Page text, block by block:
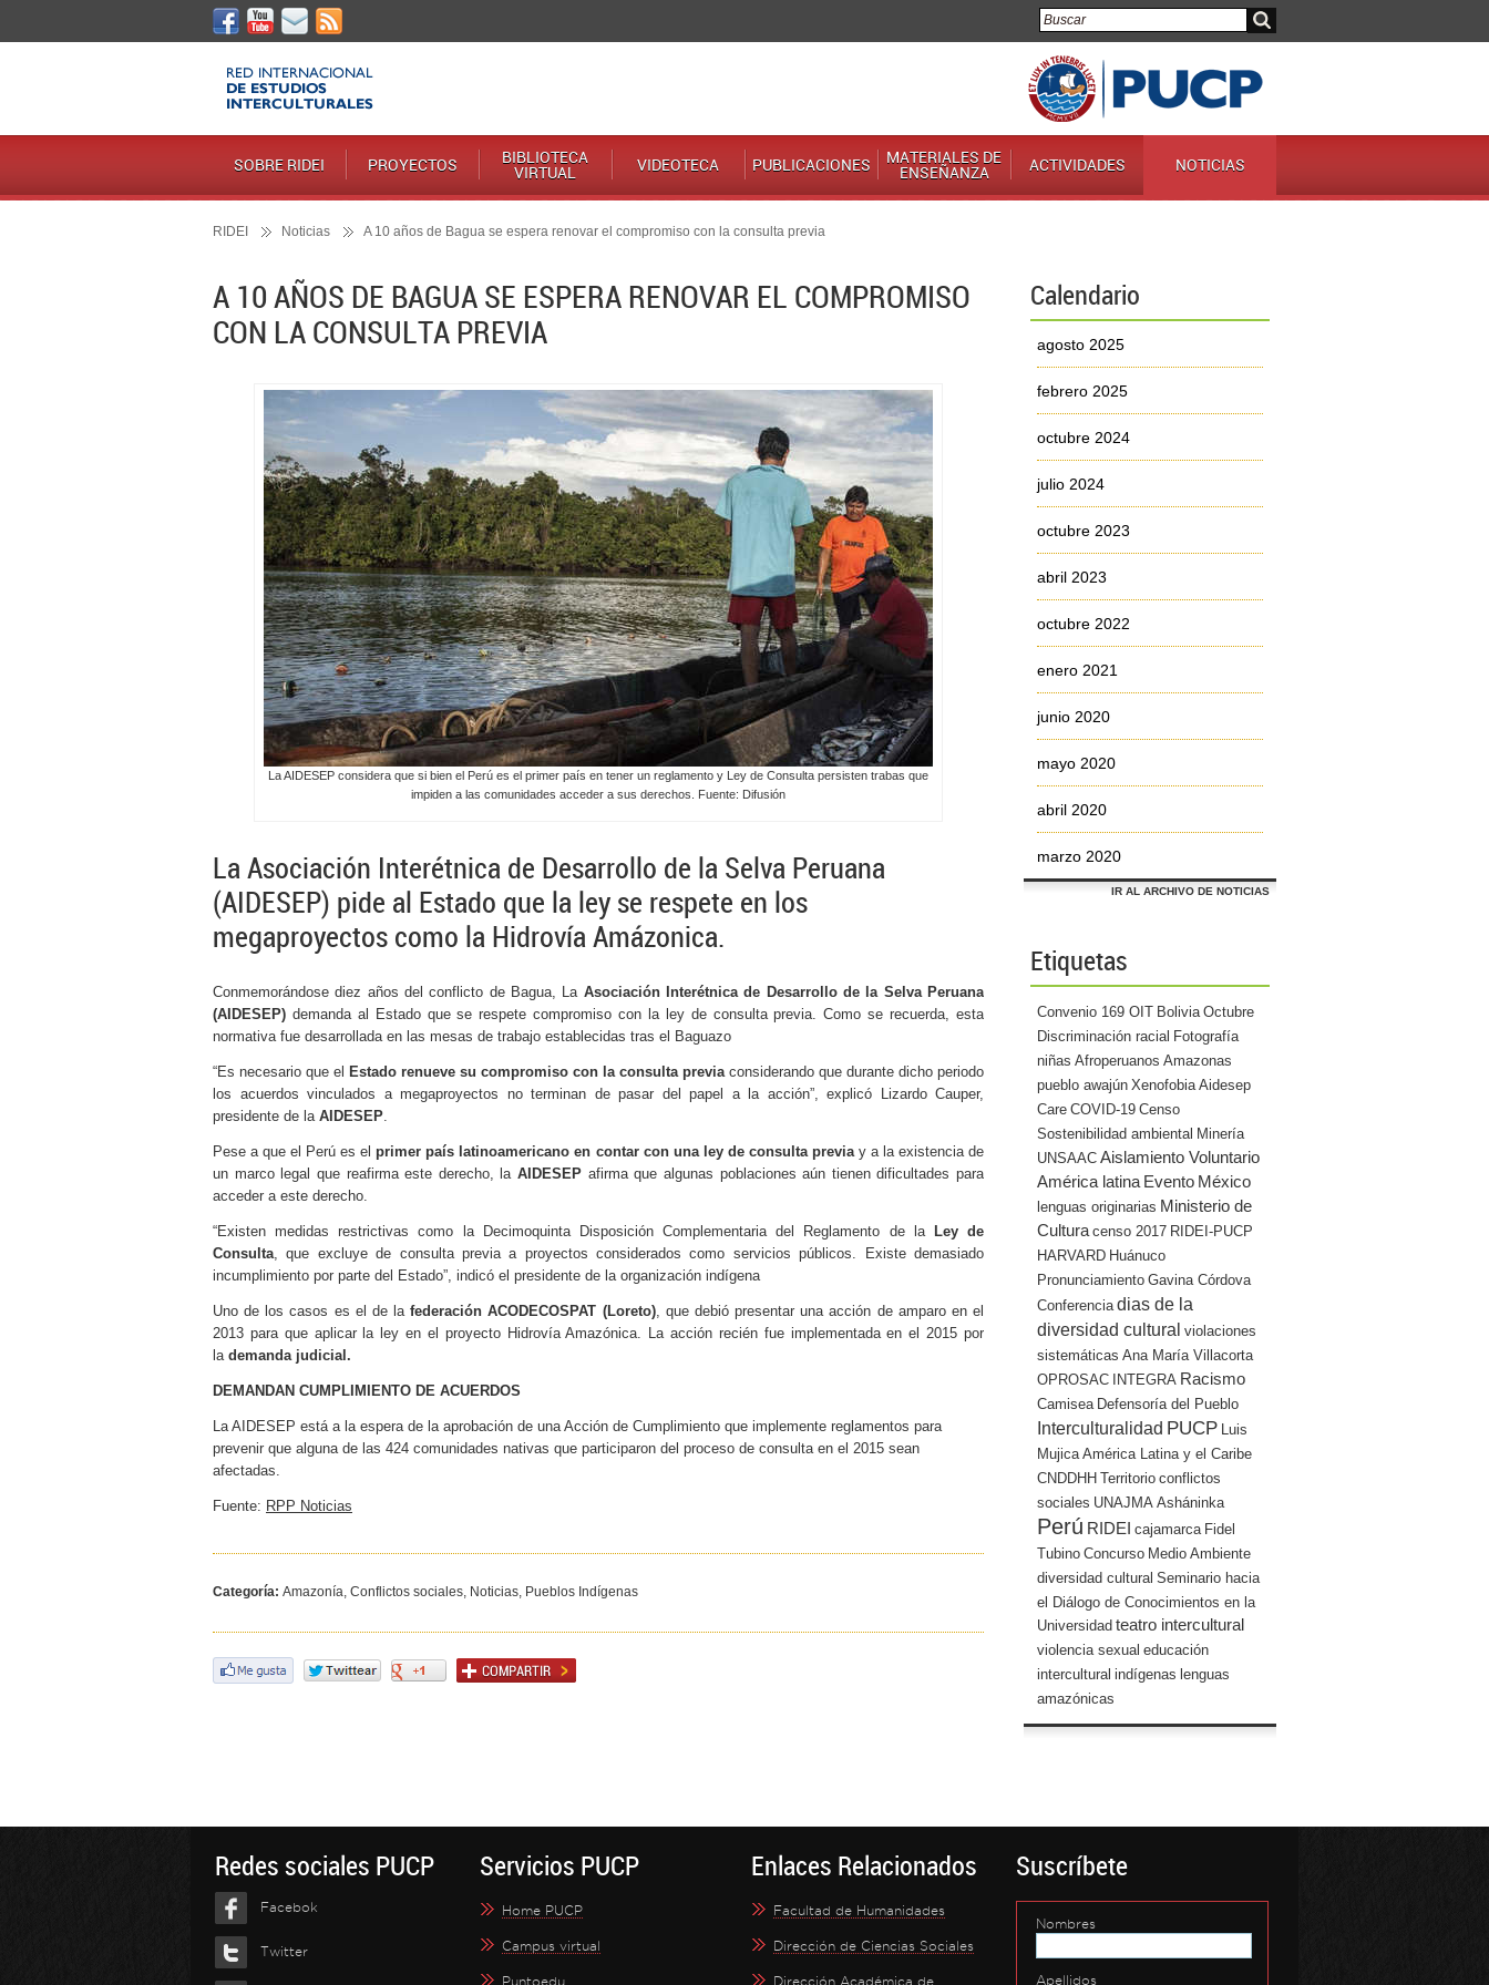
SOBRE RIDEI PROYECTOS BIBLIOTECA
VIRTUAL VIDEOTECA PUBLICACIONES MATERIALES DE
ENSEÑANZA ACTIVIDADES NOTICIAS
RIDEI Noticias A 10 años de Bagua se espera renovar el compromiso con la consulta previa
A 10 AÑOS DE BAGUA SE ESPERA RENOVAR EL COMPROMISO
CON LA CONSULTA PREVIA
La AIDESEP considera que si bien el Perú es el primer país en tener un reglamento y Ley de Consulta persisten trabas que
impiden a las comunidades acceder a sus derechos. Fuente: Difusión
La Asociación Interétnica de Desarrollo de la Selva Peruana
(AIDESEP) pide al Estado que la ley se respete en los
megaproyectos como la Hidrovía Amázonica.
Conmemorándose diez años del conflicto de Bagua, La AsociaciónInterétnica de Desarrollo de la Selva Peruana
(AIDESEP) demanda al Estado que se respete compromiso con la ley de consulta previa. Como se recuerda, esta
normativa fue desarrollada en las mesas de trabajo establecidas tras el Baguazo
“Es necesario que el Estado renueve su compromiso con la consulta previa considerando que durante dicho periodo
los acuerdos vinculados a megaproyectos no terminan de pasar del papel a la acción”, explicó Lizardo Cauper,
presidente de la AIDESEP.
Pese a que el Perú es elprimer país latinoamericano en contar con una ley de consulta previay a la existencia de
un marco legal que reafirma este derecho, la AIDESEP afirma que algunas poblaciones aún tienen dificultades para
acceder a este derecho.
“Existen medidas restrictivas como la Decimoquinta Disposición Complementaria del Reglamento de la Ley de
Consulta, que excluye de consulta previa a proyectos considerados como servicios públicos. Existe demasiado
incumplimiento por parte del Estado”, indicó el presidente de la organización indígena
Uno de los casos es el de lafederación ACODECOSPAT (Loreto), que debió presentar una acción de amparo en el
2013 para que aplicar la ley en el proyecto Hidrovía Amazónica. La acción recién fue implementada en el 2015 por
la demanda judicial.
DEMANDAN CUMPLIMIENTO DE ACUERDOS
La AIDESEP está a la espera de la aprobación de una Acción de Cumplimiento que implemente reglamentos para
prevenir que alguna de las 424 comunidades nativas que participaron del proceso de consulta en el 2015 sean
afectadas.
Fuente: RPP Noticias
Categoría: Amazonía, Conflictos sociales, Noticias, Pueblos Indígenas
Calendario
agosto 2025
febrero 2025
octubre 2024
julio 2024
octubre 2023
abril 2023
octubre 2022
enero 2021
junio 2020
mayo 2020
abril 2020
marzo 2020
IR AL ARCHIVO DE NOTICIAS
Etiquetas
Convenio 169 OIT Bolivia Octubre
Discriminación racial Fotografía
niñas Afroperuanos Amazonas
pueblo awajún Xenofobia Aidesep
Care COVID-19 Censo
Sostenibilidad ambiental Minería
UNSAAC Aislamiento Voluntario
América latina Evento México
lenguas originarias Ministerio de
Cultura censo 2017 RIDEI-PUCP
HARVARD Huánuco
Pronunciamiento Gavina Córdova
Conferencia dias de la
diversidad cultural violaciones
sistemáticas Ana María Villacorta
OPROSAC INTEGRA Racismo
Camisea Defensoría del Pueblo
Interculturalidad PUCP Luis
Mujica América Latina y el Caribe
CNDDHH Territorio conflictos
sociales UNAJMA Asháninka
Perú RIDEI cajamarca Fidel
Tubino Concurso Medio Ambiente
diversidad cultural Seminario hacia
el Diálogo de Conocimientos en la
Universidad teatro intercultural
violencia sexual educación
intercultural indígenas lenguas
amazónicas
Redes sociales PUCP
Facebok
Twitter
Servicios PUCP
Home PUCP
Campus virtual
Puntoedu
Enlaces Relacionados
Facultad de Humanidades
Dirección de Ciencias Sociales
Dirección Académica de
Suscríbete
Nombres
Apellidos